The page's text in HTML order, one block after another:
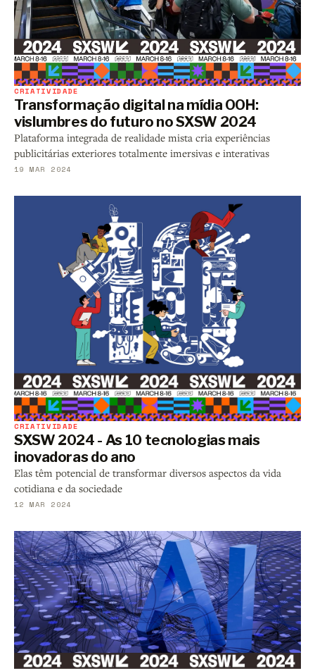
CRIATIVIDADE
Transformação digital na mídia OOH:
vislumbres do futuro no SXSW 2024
Plataforma integrada de realidade mista cria experiências
publicitárias exteriores totalmente imersivas e interativas
19 MAR 2024
CRIATIVIDADE
SXSW 2024 - As 10 tecnologias mais
inovadoras do ano
Elas têm potencial de transformar diversos aspectos da vida
cotidiana e da sociedade
12 MAR 2024